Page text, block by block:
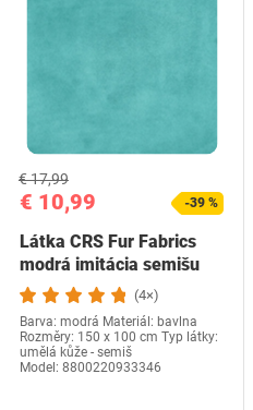
€ 10,99
€ 17,99
-39 %
Látka CRS Fur Fabrics
modrá imitácia semišu
(4×)
Barva: modrá Materiál: bavlna
Rozměry: 150 x 100 cm Typ látky:
umělá kůže - semiš
Model: 8800220933346